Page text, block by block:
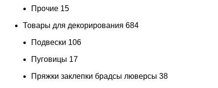
Прочие 15
Товары для декорирования 684
Подвески 106
Пуговицы 17
Пряжки заклепки брадсы люверсы 38